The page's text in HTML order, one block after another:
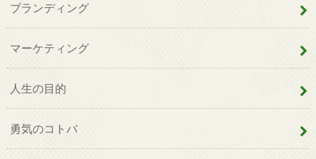
ブランディング
マーケティング
人生の目的
勇気のコトバ